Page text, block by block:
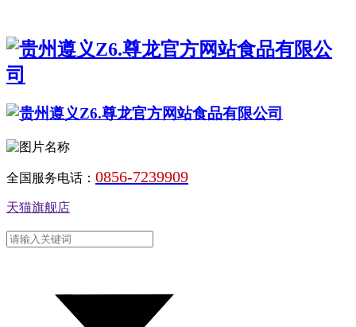
全国服务电话： 0856-7239909
天猫旗舰店